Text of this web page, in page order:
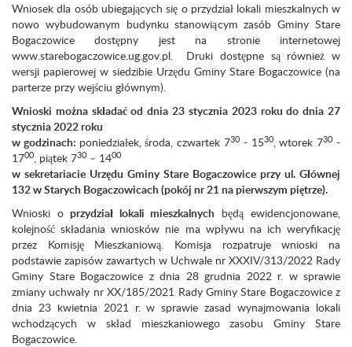
Wniosek dla osób ubiegających się o przydział lokali mieszkalnych w
nowo wybudowanym budynku stanowiącym zasób Gminy Stare
Bogaczowice dostępny jest na stronie internetowej
www.starebogaczowice.ug.gov.pl. Druki dostępne są również w
wersji papierowej w siedzibie Urzędu Gminy Stare Bogaczowice (na
parterze przy wejściu głównym).
Wnioski można składać od dnia 23 stycznia 2023 roku do dnia 27
stycznia 2022 roku
w godzinach: poniedziałek, środa, czwartek 730 - 1530, wtorek 730 -
1700, piątek 730 – 1400
w sekretariacie Urzędu Gminy Stare Bogaczowice przy ul. Głównej
132 w Starych Bogaczowicach (pokój nr 21 na pierwszym piętrze).
Wnioski oprzydział lokali mieszkalnych będą ewidencjonowane,
kolejność składania wniosków nie ma wpływu na ich weryfikację
przez Komisję Mieszkaniową. Komisja rozpatruje wnioski na
podstawie zapisów zawartych w Uchwale nr XXXIV/313/2022 Rady
Gminy Stare Bogaczowice z dnia 28 grudnia 2022 r. w sprawie
zmiany uchwały nr XX/185/2021 Rady Gminy Stare Bogaczowice z
dnia 23 kwietnia 2021 r. w sprawie zasad wynajmowania lokali
wchodzących w skład mieszkaniowego zasobu Gminy Stare
Bogaczowice.